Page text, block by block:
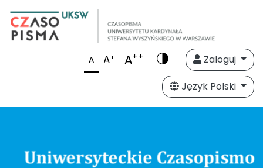
A A+ A++
Zaloguj
Język Polski